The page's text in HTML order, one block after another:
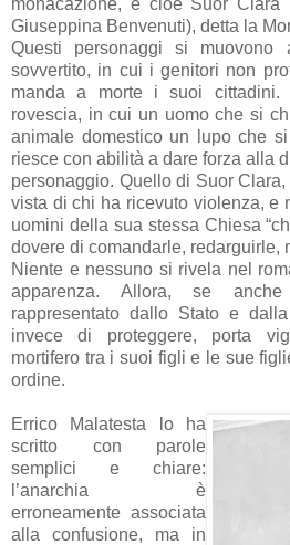
Giuseppina Benvenuti), detta la
Questi personaggi si muovono
sovvertito, in cui i genitori non
manda a morte i suoi cittadini.
rovescia, in cui un uomo che si
animale domestico un lupo che
riesce con abilità a dare forza alla
personaggio. Quello di Suor
vista di chi ha ricevuto violenza, e
uomini della sua stessa Chiesa
dovere di comandarle, redarguirle,
Niente e nessuno si rivela nel
apparenza. Allora, se
rappresentato dallo Stato e
invece di proteggere, porta
mortifero tra i suoi figli e le sue
ordine.
Errico Malatesta lo ha
scritto con parole
semplici e chiare:
l’anarchia è
erroneamente associata
alla confusione, ma in